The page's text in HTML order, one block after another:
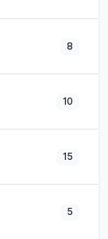
8
10
15
5